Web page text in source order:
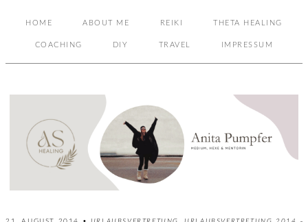
HOME ABOUT ME REIKI THETA HEALING
COACHING DIY TRAVEL IMPRESSUM